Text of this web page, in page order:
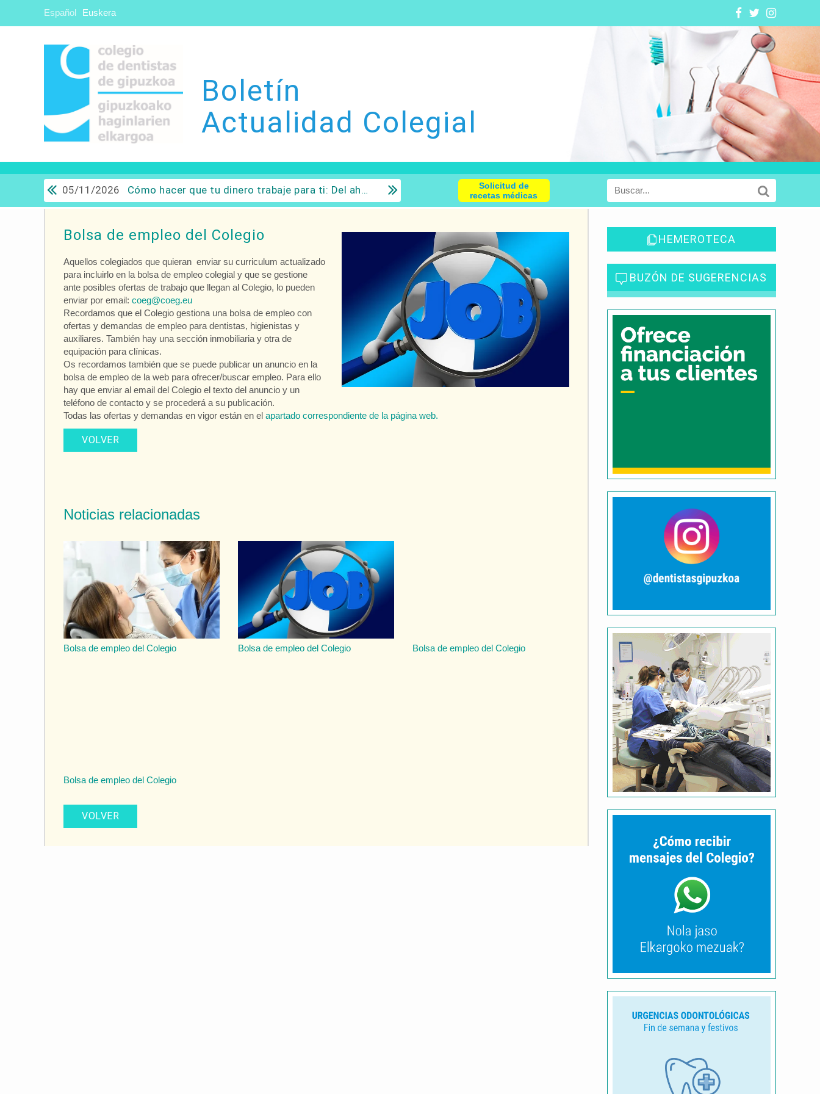
Español Euskera
Boletín
Actualidad Colegial
05/11/2026 Cómo hacer que tu dinero trabaje para ti: Del ahorro a la inversión con sentido común.
Solicitud de
recetas médicas
Bolsa de empleo del Colegio
Aquellos colegiados que quieran enviar su curriculum actualizado
para incluirlo en la bolsa de empleo colegial y que se gestione
ante posibles ofertas de trabajo que llegan al Colegio, lo pueden
enviar por email: coeg@coeg.eu
Recordamos que el Colegio gestiona una bolsa de empleo con
ofertas y demandas de empleo para dentistas, higienistas y
auxiliares. También hay una sección inmobiliaria y otra de
equipación para clínicas.
Os recordamos también que se puede publicar un anuncio en la
bolsa de empleo de la web para ofrecer/buscar empleo. Para ello
hay que enviar al email del Colegio el texto del anuncio y un
teléfono de contacto y se procederá a su publicación.
Todas las ofertas y demandas en vigor están en el apartado correspondiente de la página web.
VOLVER
Noticias relacionadas
Bolsa de empleo del Colegio Bolsa de empleo del Colegio Bolsa de empleo del Colegio
Bolsa de empleo del Colegio
VOLVER
HEMEROTECA
BUZÓN DE SUGERENCIAS